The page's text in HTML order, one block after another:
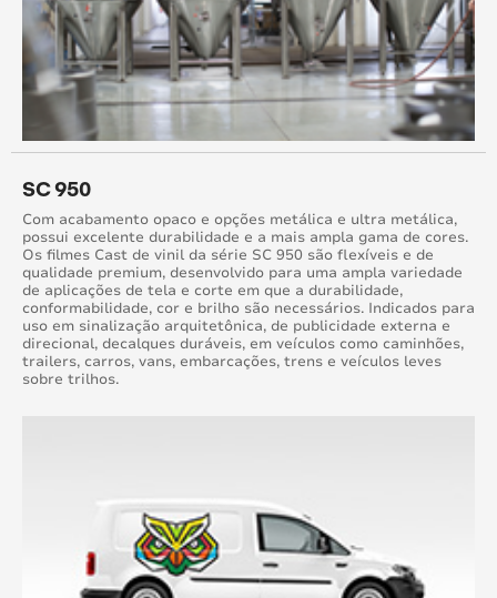
SC 950
Com acabamento opaco e opções metálica e ultra metálica,
possui excelente durabilidade e a mais ampla gama de cores.
Os filmes Cast de vinil da série SC 950 são flexíveis e de
qualidade premium, desenvolvido para uma ampla variedade
de aplicações de tela e corte em que a durabilidade,
conformabilidade, cor e brilho são necessários. Indicados para
uso em sinalização arquitetônica, de publicidade externa e
direcional, decalques duráveis, em veículos como caminhões,
trailers, carros, vans, embarcações, trens e veículos leves
sobre trilhos.